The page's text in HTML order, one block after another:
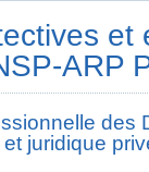
et
ARP
des
juridique